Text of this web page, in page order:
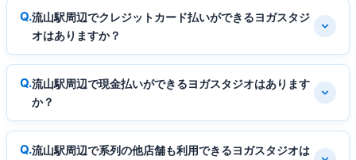
流山駅周辺でクレジットカード払いができるヨガスタジ
オはありますか？
流山駅周辺で現金払いができるヨガスタジオはあります
か？
流山駅周辺で系列の他店舗も利用できるヨガスタジオは